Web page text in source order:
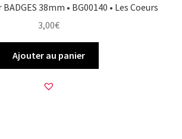
38mm • BG00140 • Les Coeurs
3,00€
Ajouter au panier